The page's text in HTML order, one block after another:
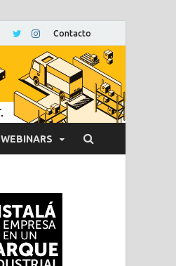
Contacto
WEBINARS